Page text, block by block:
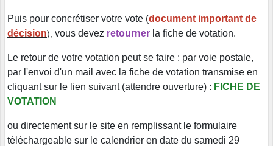
Puis pour concrétiser votre vote (document important de
décision), vous devez retourner la fiche de votation.
Le retour de votre votation peut se faire : par voie postale,
par l'envoi d'un mail avec la fiche de votation transmise en
cliquant sur le lien suivant (attendre ouverture) : FICHE DE
VOTATION
ou directement sur le site en remplissant le formulaire
téléchargeable sur le calendrier en date du samedi 29